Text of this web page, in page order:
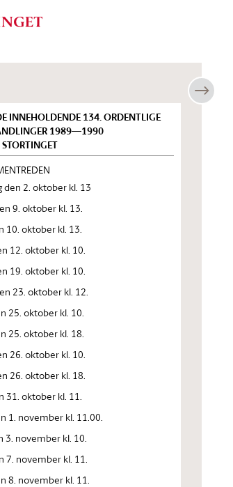
INNEHOLDENDE 134. ORDENTLIGE
1989—1990
den 2. oktober kl. 13
9. oktober kl. 13.
10. oktober kl. 13.
12. oktober kl. 10.
19. oktober kl. 10.
23. oktober kl. 12.
25. oktober kl. 10.
25. oktober kl. 18.
26. oktober kl. 10.
26. oktober kl. 18.
31. oktober kl. 11.
1. november kl. 11.00.
3. november kl. 10.
7. november kl. 11.
8. november kl. 11.